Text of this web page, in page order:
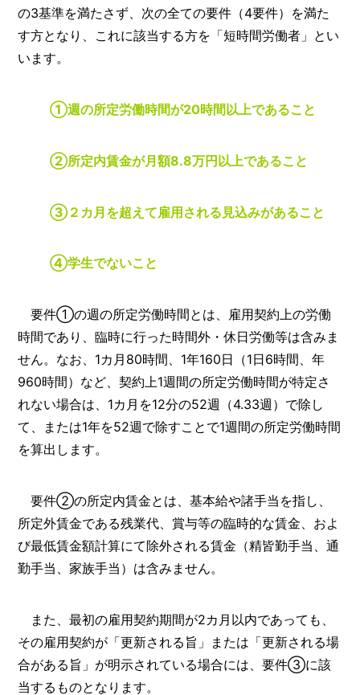
の3基準を満たさず、次の全ての要件（4要件）を満た
す方となり、これに該当する方を「短時間労働者」とい
います。
①週の所定労働時間が20時間以上であること
②所定内賃金が月額8.8万円以上であること
③２カ月を超えて雇用される見込みがあること
④学生でないこと
要件①の週の所定労働時間とは、雇用契約上の労働
時間であり、臨時に行った時間外・休日労働等は含みま
せん。なお、1カ月80時間、1年160日（1日6時間、年
960時間）など、契約上1週間の所定労働時間が特定さ
れない場合は、1カ月を12分の52週（4.33週）で除し
て、または1年を52週で除すことで1週間の所定労働時間
を算出します。
要件②の所定内賃金とは、基本給や諸手当を指し、
所定外賃金である残業代、賞与等の臨時的な賃金、およ
び最低賃金額計算にて除外される賃金（精皆勤手当、通
勤手当、家族手当）は含みません。
また、最初の雇用契約期間が2カ月以内であっても、
その雇用契約が「更新される旨」または「更新される場
合がある旨」が明示されている場合には、要件③に該
当するものとなります。